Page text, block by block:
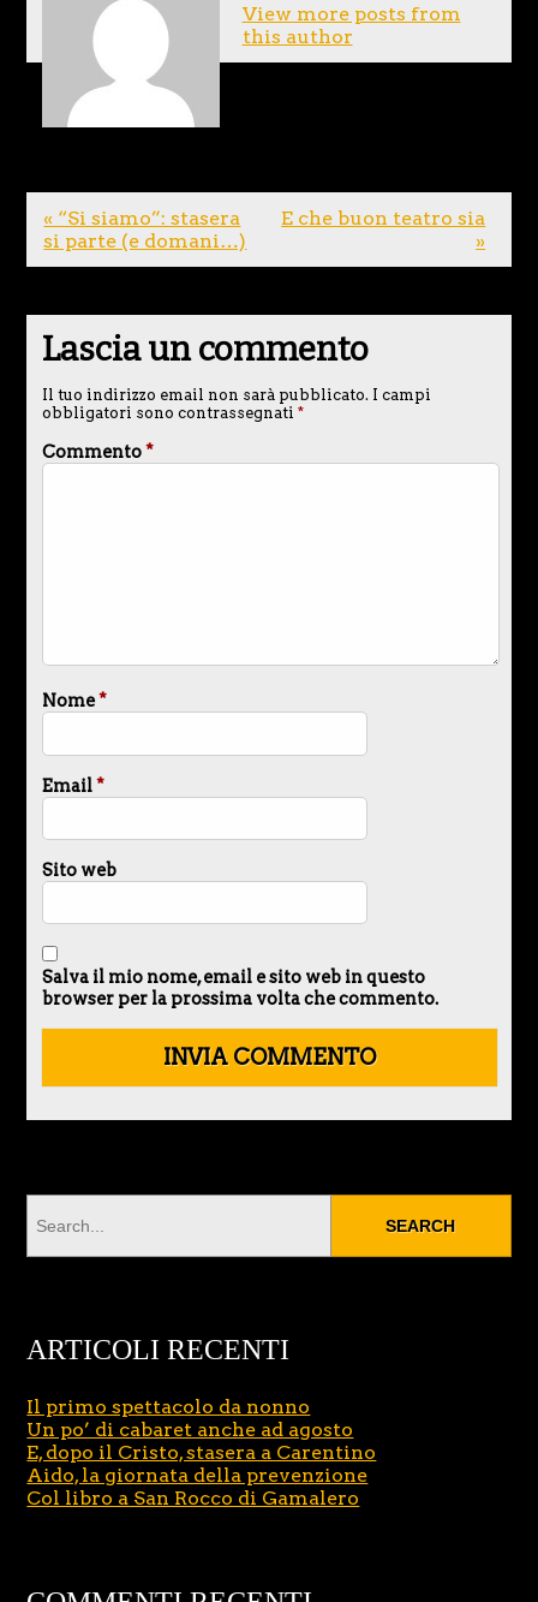
View more posts from
this author
« “Si siamo”: stasera
si parte (e domani…)
E che buon teatro sia
»
Lascia un commento
Il tuo indirizzo email non sarà pubblicato. I campi
obbligatori sono contrassegnati *
Commento*
Nome*
Email*
Sito web
Salva il mio nome, email e sito web in questo
browser per la prossima volta che commento.
ARTICOLI RECENTI
Il primo spettacolo da nonno
Un po’ di cabaret anche ad agosto
E, dopo il Cristo, stasera a Carentino
Aido, la giornata della prevenzione
Col libro a San Rocco di Gamalero